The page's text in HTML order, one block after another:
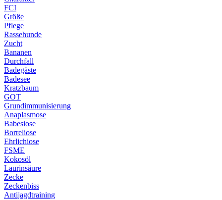
FCI
Größe
Pflege
Rassehunde
Zucht
Bananen
Durchfall
Badegäste
Badesee
Kratzbaum
GOT
Grundimmunisierung
Anaplasmose
Babesiose
Borreliose
Ehrlichiose
FSME
Kokosöl
Laurinsäure
Zecke
Zeckenbiss
Antijagdtraining